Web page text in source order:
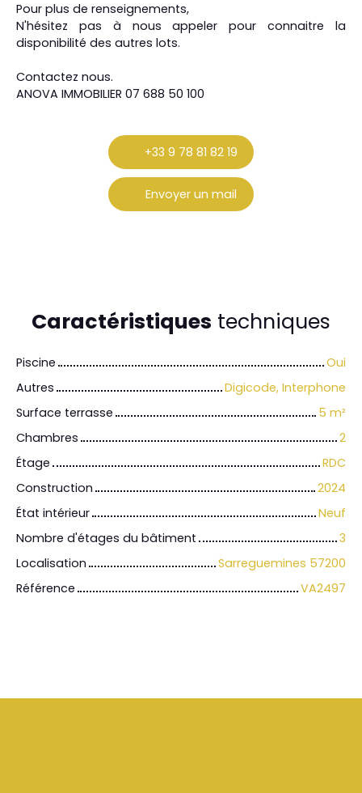
Pour plus de renseignements,
N'hésitez pas à nous appeler pour connaitre la
disponibilité des autres lots.
Contactez nous.
ANOVA IMMOBILIER 07 688 50 100
+33 9 78 81 82 19
Envoyer un mail
Caractéristiques techniques
Piscine
Oui
Autres
Digicode, Interphone
Surface terrasse
5 m²
Chambres
2
Étage
RDC
Construction
2024
État intérieur
Neuf
Nombre d'étages du bâtiment
3
Localisation
Sarreguemines 57200
Référence
VA2497